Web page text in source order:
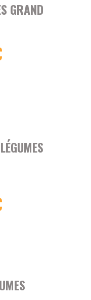
GRAND